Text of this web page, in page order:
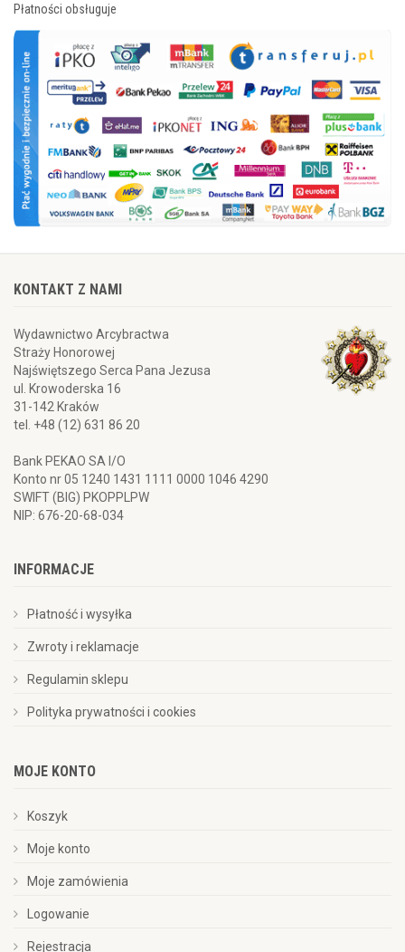
Płatności obsługuje
KONTAKT Z NAMI
Wydawnictwo Arcybractwa
Straży Honorowej
Najświętszego Serca Pana Jezusa
ul. Krowoderska 16
31-142 Kraków
tel. +48 (12) 631 86 20
Bank PEKAO SA I/O
Konto nr 05 1240 1431 1111 0000 1046 4290
SWIFT (BIG) PKOPPLPW
NIP: 676-20-68-034
INFORMACJE
Płatność i wysyłka
Zwroty i reklamacje
Regulamin sklepu
Polityka prywatności i cookies
MOJE KONTO
Koszyk
Moje konto
Moje zamówienia
Logowanie
Rejestracja